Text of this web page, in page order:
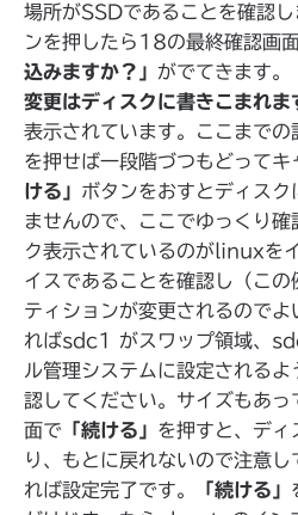
場所がSSDであることを確認
ンを押したら18の最終確認画
込みますか？」 がでてきます。
変更はディスクに書きこまれ
表示されています。ここまで
を押せば一段階づつもどってキ
ける」 ボタンをおすとディス
ませんので、ここでゆっくり確
ク表示されているのがlinuxを
イスであることを確認し（こ
ティションが変更されるので
ればsdc1 がスワップ領域、
ル管理システムに設定される
認してください。サイズもあ
面で 「続ける」 を押すと、ディ
り、もとに戻れないので注意
れば設定完了です。
「続ける」